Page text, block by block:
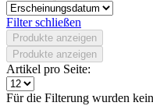
Sortierung:
Filter schließen
Produkte anzeigen
Produkte anzeigen
Artikel pro Seite: